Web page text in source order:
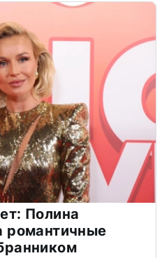
Полина
романтичные